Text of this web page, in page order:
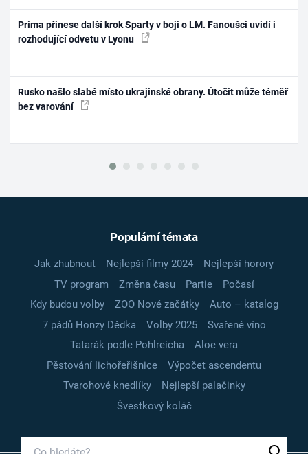
Prima přinese další krok Sparty v boji o LM. Fanoušci uvidí i
rozhodující odvetu v Lyonu
Rusko našlo slabé místo ukrajinské obrany. Útočit může téměř
bez varování
Populární témata
Jak zhubnout Nejlepší filmy 2024
Nejlepší horory
TV program
Změna času Partie
Počasí
Kdy budou volby
ZOO Nové začátky
Auto – katalog
7 pádů Honzy Dědka
Volby 2025
Svařené víno
Tatarák podle Pohlreicha
Aloe vera
Pěstování lichořeřišnice
Výpočet ascendentu
Tvarohové knedlíky
Nejlepší palačinky
Švestkový koláč